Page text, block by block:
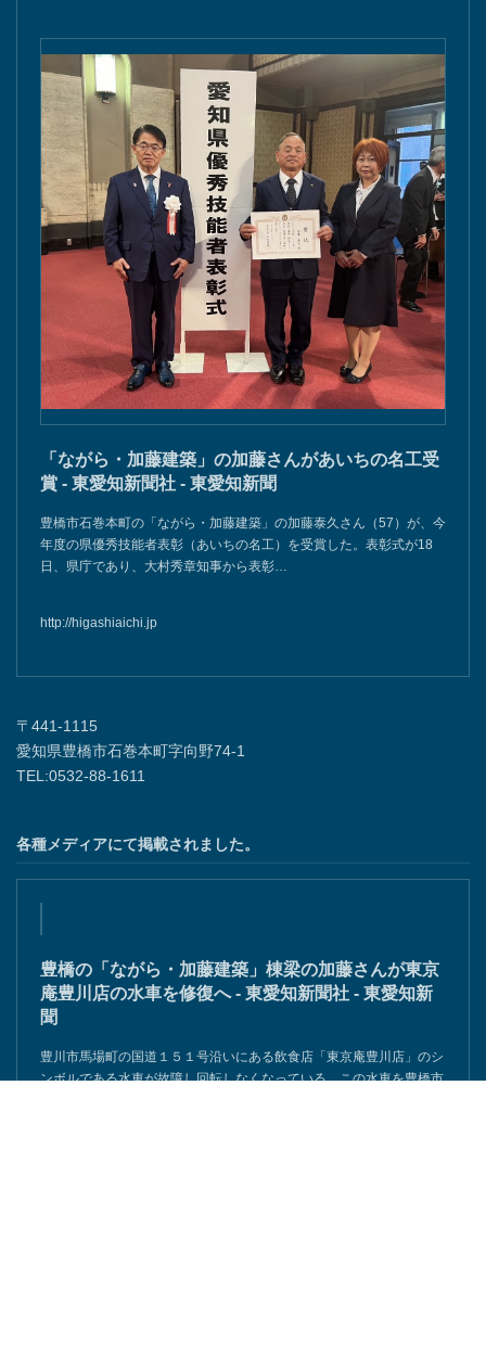
「ながら・加藤建築」の加藤さんがあいちの名工受
賞 - 東愛知新聞社 - 東愛知新聞
豊橋市石巻本町の「ながら・加藤建築」の加藤泰久さん（57）が、今
年度の県優秀技能者表彰（あいちの名工）を受賞した。表彰式が18
日、県庁であり、大村秀章知事から表彰…
http://higashiaichi.jp
〒441-1115
愛知県豊橋市石巻本町字向野74-1
TEL:0532-88-1611
各種メディアにて掲載されました。